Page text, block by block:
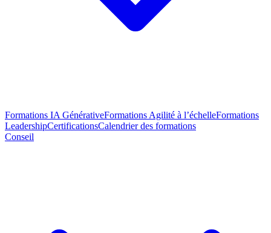
Formations IA GénérativeFormations Agilité à l’échelleFormations
LeadershipCertificationsCalendrier des formations
Conseil